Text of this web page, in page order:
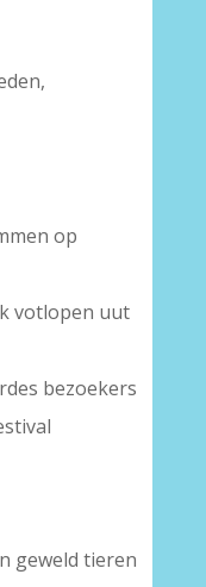
op
votlopen uut
bezoekers
geweld tieren